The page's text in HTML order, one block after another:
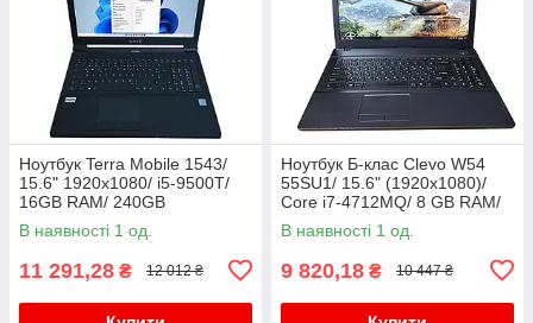
Ноутбук Terra Mobile 1543/
15.6" 1920x1080/ i5-9500T/
16GB RAM/ 240GB
SSD+320GB HDD/ UHD 630/
Без АКБ
В наявності 1 од.
11 291,28 ₴ 12 012 ₴
Ноутбук Б-клас Clevo W54
55SU1/ 15.6" (1920x1080)/
Core i7-4712MQ/ 8 GB RAM/
128 GB SSD/ HD 4600
В наявності 1 од.
9 820,18 ₴ 10 447 ₴